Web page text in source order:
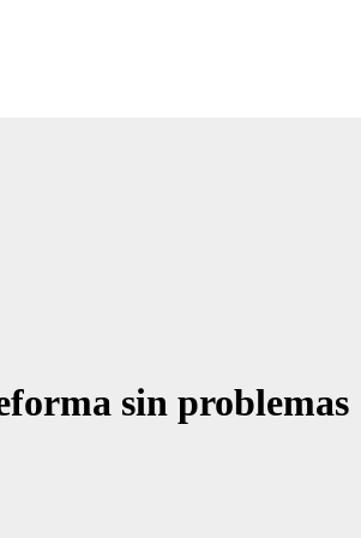
sin problemas